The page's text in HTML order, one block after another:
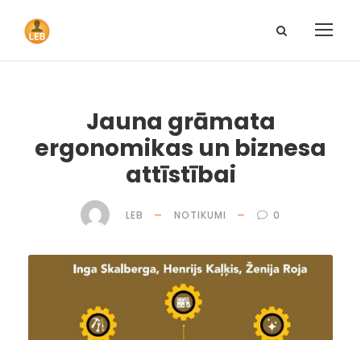
Jauna grāmata
ergonomikas un biznesa
attīstībai
LEB NOTIKUMI 0